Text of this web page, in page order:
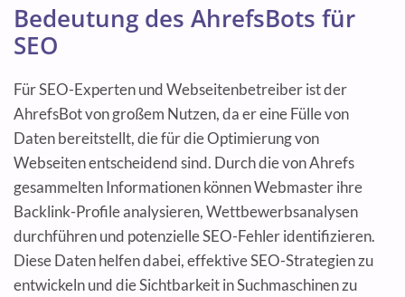
Bedeutung des AhrefsBots für
SEO
Für SEO-Experten und Webseitenbetreiber ist der
AhrefsBot von großem Nutzen, da er eine Fülle von
Daten bereitstellt, die für die Optimierung von
Webseiten entscheidend sind. Durch die von Ahrefs
gesammelten Informationen können Webmaster ihre
Backlink-Profile analysieren, Wettbewerbsanalysen
durchführen und potenzielle SEO-Fehler identifizieren.
Diese Daten helfen dabei, effektive SEO-Strategien zu
entwickeln und die Sichtbarkeit in Suchmaschinen zu